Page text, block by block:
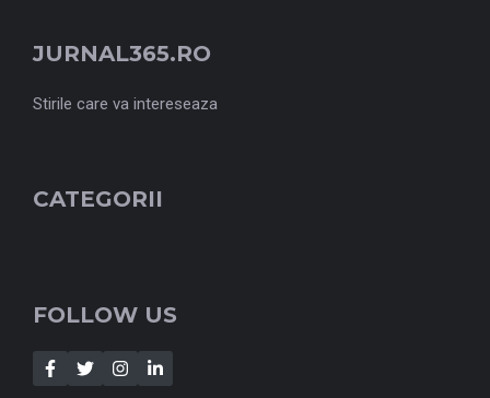
JURNAL365.RO
Stirile care va intereseaza
CATEGORII
FOLLOW US